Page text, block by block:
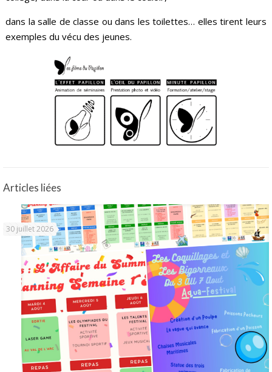
dans la salle de classe ou dans les toilettes… elles tirent leurs
exemples du vécu des jeunes.
Articles liées
30 juillet 2026